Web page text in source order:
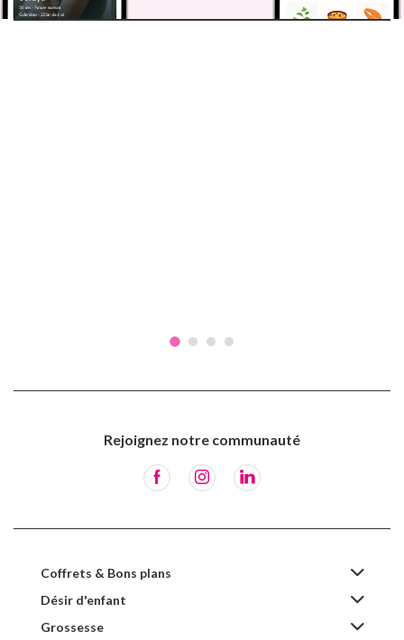
Rejoignez notre communauté
Coffrets & Bons plans
Désir d'enfant
Grossesse